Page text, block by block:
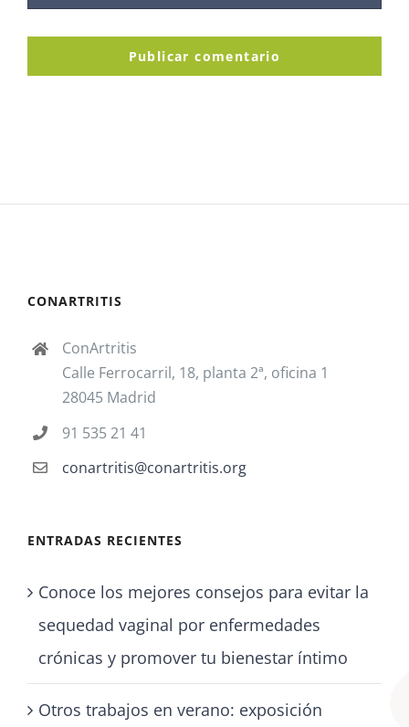
CONARTRITIS
ConArtritis
Calle Ferrocarril, 18, planta 2ª, oficina 1
28045 Madrid
91 535 21 41
conartritis@conartritis.org
ENTRADAS RECIENTES
Conoce los mejores consejos para evitar la
sequedad vaginal por enfermedades
crónicas y promover tu bienestar íntimo
Otros trabajos en verano: exposición